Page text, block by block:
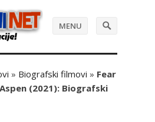
MENU
» Biografski filmovi » Fear
(2021): Biografski